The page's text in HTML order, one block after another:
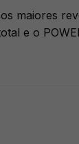
maiores
e o